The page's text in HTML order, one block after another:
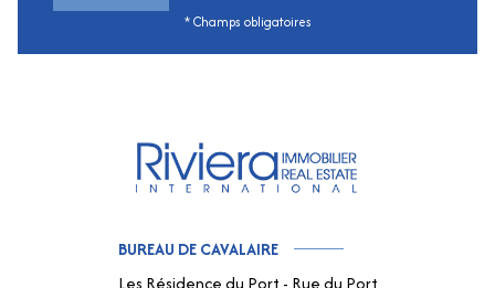
* Champs obligatoires
BUREAU DE CAVALAIRE